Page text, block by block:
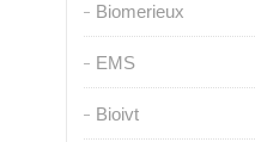
Biomerieux
EMS
Bioivt